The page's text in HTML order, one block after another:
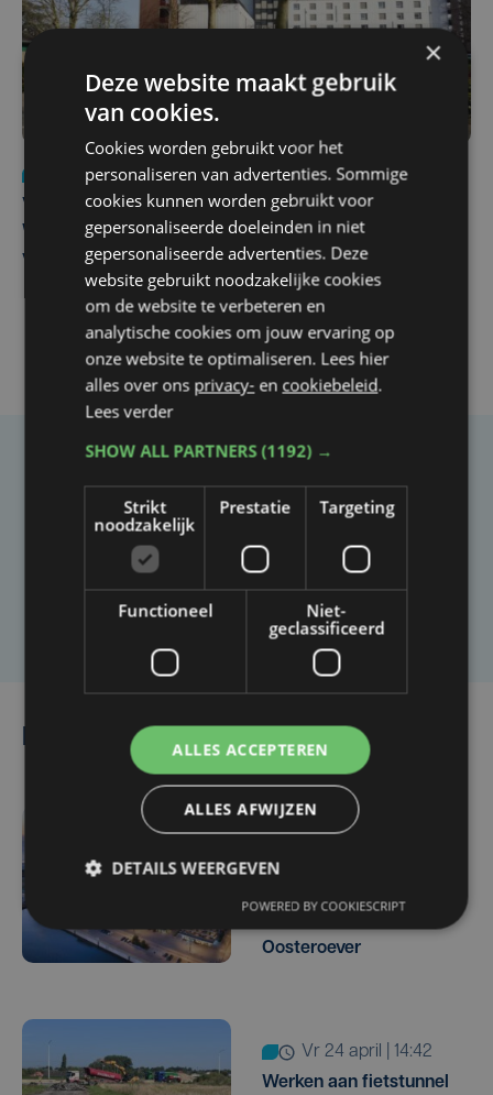
Nieuws
wo 5 augustus | 11:57
Vier Oostendse gynaecologen versterken dienst in AZ
West, dat ook een nieuwe voltijdse gynaecoloog
verwelkomt
Heb je een taal- of schrijffout opgemerkt in dit
artikel?
Laat het ons weten
Lees ook
vr 24 april | 16:00
Stad Oostende vraagt
Oosteroever
vr 24 april | 14:42
Werken aan fietstunnel
×
Deze website maakt gebruik
van cookies.
Cookies worden gebruikt voor het
personaliseren van advertenties. Sommige
cookies kunnen worden gebruikt voor
gepersonaliseerde doeleinden in niet
gepersonaliseerde advertenties. Deze
website gebruikt noodzakelijke cookies
om de website te verbeteren en
analytische cookies om jouw ervaring op
onze website te optimaliseren. Lees hier
alles over ons privacy- en cookiebeleid.
Lees verder
SHOW ALL PARTNERS(1192) →
Strikt
noodzakelijk
Prestatie Targeting
Functioneel
Niet-
geclassificeerd
ALLES ACCEPTEREN
ALLES AFWIJZEN
DETAILS WEERGEVEN
POWERED BY COOKIESCRIPT